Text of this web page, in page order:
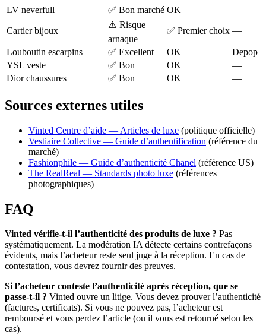
LV neverfull
✅ Bon marché OK —
Cartier bijoux
⚠️ Risque
arnaque
✅ Premier choix —
Louboutin escarpins ✅ Excellent OK
Depop
YSL veste
✅ Bon OK
—
Dior chaussures
✅ Bon OK —
Sources externes utiles
Vinted Centre d’aide — Articles de luxe (politique officielle)
Vestiaire Collective — Guide d’authentification (référence du
marché)
Fashionphile — Guide d’authenticité Chanel (référence US)
The RealReal — Standards photo luxe (références
photographiques)
FAQ
Vinted vérifie-t-il l’authenticité des produits de luxe ? Pas
systématiquement. La modération IA détecte certains contrefaçons
évidents, mais l’acheteur reste seul juge à la réception. En cas de
contestation, vous devrez fournir des preuves.
Si l’acheteur conteste l’authenticité après réception, que se
passe-t-il ? Vinted ouvre un litige. Vous devez prouver l’authenticité
(factures, certificats). Si vous ne pouvez pas, l’acheteur est
remboursé et vous perdez l’article (ou il vous est retourné selon les
cas).